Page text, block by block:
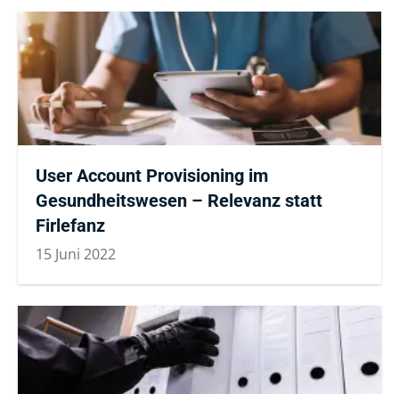
User Account Provisioning im
Gesundheitswesen – Relevanz statt
Firlefanz
15 Juni 2022